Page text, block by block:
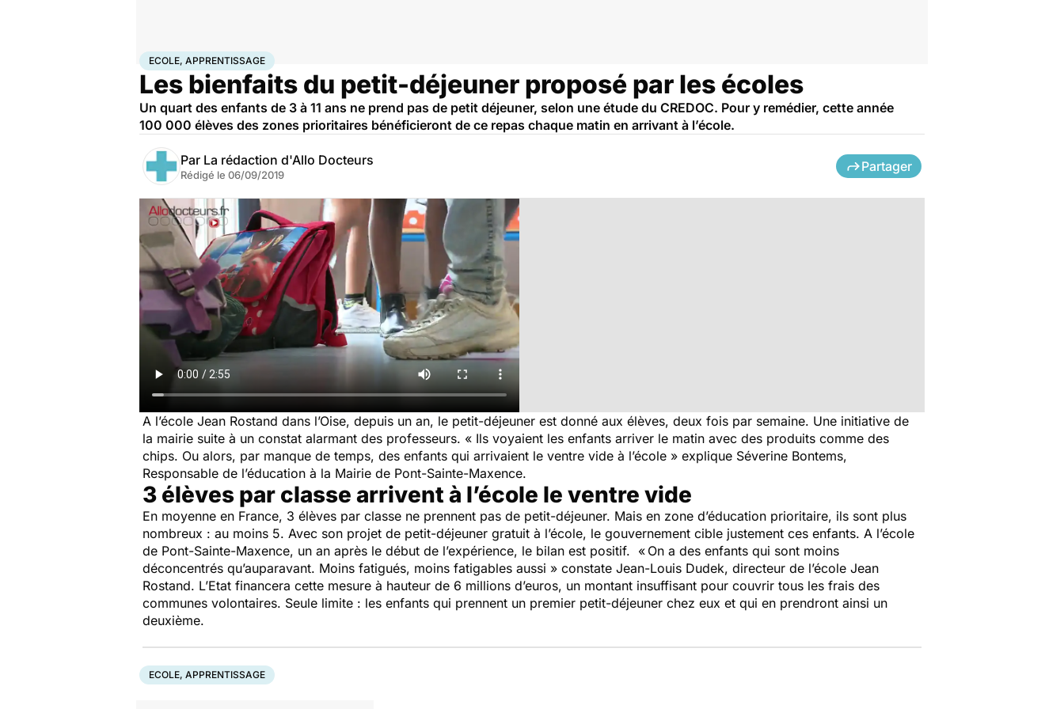
Accueil SantéEcole, apprentissage
ECOLE, APPRENTISSAGE
Les bienfaits du petit-déjeuner proposé par les écoles
Un quart des enfants de 3 à 11 ans ne prend pas de petit déjeuner, selon une étude du CREDOC. Pour y remédier, cette année
100 000 élèves des zones prioritaires bénéficieront de ce repas chaque matin en arrivant à l’école.
Par La rédaction d'Allo Docteurs
Rédigé le 06/09/2019
Partager
A l’école Jean Rostand dans l’Oise, depuis un an, le petit-déjeuner est donné aux élèves, deux fois par semaine. Une initiative de
la mairie suite à un constat alarmant des professeurs. « Ils voyaient les enfants arriver le matin avec des produits comme des
chips. Ou alors, par manque de temps, des enfants qui arrivaient le ventre vide à l’école » explique Séverine Bontems,
Responsable de l’éducation à la Mairie de Pont-Sainte-Maxence.
3 élèves par classe arrivent à l’école le ventre vide
En moyenne en France, 3 élèves par classe ne prennent pas de petit-déjeuner. Mais en zone d’éducation prioritaire, ils sont plus
nombreux : au moins 5. Avec son projet de petit-déjeuner gratuit à l’école, le gouvernement cible justement ces enfants. A l’école
de Pont-Sainte-Maxence, un an après le début de l’expérience, le bilan est positif. « On a des enfants qui sont moins
déconcentrés qu’auparavant. Moins fatigués, moins fatigables aussi » constate Jean-Louis Dudek, directeur de l’école Jean
Rostand. L’Etat financera cette mesure à hauteur de 6 millions d’euros, un montant insuffisant pour couvrir tous les frais des
communes volontaires. Seule limite : les enfants qui prennent un premier petit-déjeuner chez eux et qui en prendront ainsi un
deuxième.
ECOLE, APPRENTISSAGE